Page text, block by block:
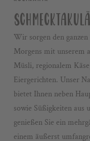
Wir sorgen den
Morgens mit unserem
Müsli, regionalem
Eiergerichten. Unser
bietet Ihnen neben
sowie Süßigkeiten aus
genießen Sie ein
einem äußerst